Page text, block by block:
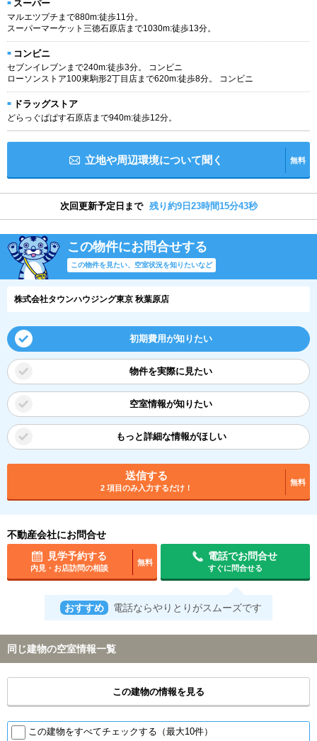
スーパー
マルエツプチまで880m:徒歩11分。
スーパーマーケット三徳石原店まで1030m:徒歩13分。
コンビニ
セブンイレブンまで240m:徒歩3分。 コンビニ
ローソンストア100東駒形2丁目店まで620m:徒歩8分。 コンビニ
ドラッグストア
どらっぐぱぱす石原店まで940m:徒歩12分。
立地や周辺環境について聞く 無料
次回更新予定日まで 残り約9日23時間15分43秒
この物件にお問合せする
この物件を見たい、空室状況を知りたいなど
株式会社タウンハウジング東京 秋葉原店
初期費用が知りたい
物件を実際に見たい
空室情報が知りたい
もっと詳細な情報がほしい
送信する
2 項目のみ入力するだけ！
無料
不動産会社にお問合せ
見学予約する
内見・お店訪問の相談
無料
電話でお問合せ
すぐに問合せる
おすすめ 電話ならやりとりがスムーズです
同じ建物の空室情報一覧
この建物の情報を見る
この建物をすべてチェックする（最大10件）